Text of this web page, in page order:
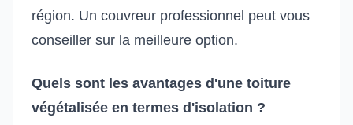
région. Un couvreur professionnel peut vous
conseiller sur la meilleure option.
Quels sont les avantages d'une toiture
végétalisée en termes d'isolation ?